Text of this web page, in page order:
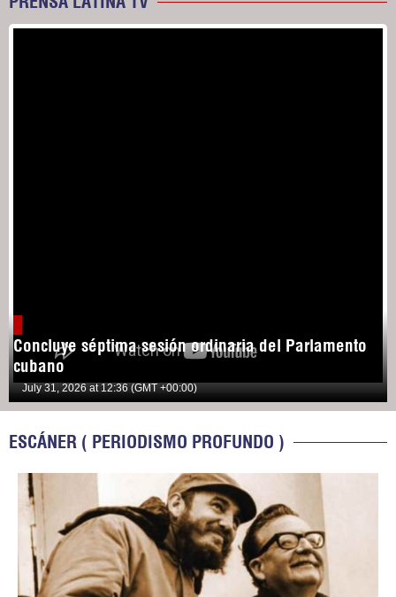
Concluye séptima sesión ordinaria del Parlamento
cubano
July 31, 2026 at 12:36 (GMT +00:00)
ESCÁNER ( PERIODISMO PROFUNDO )